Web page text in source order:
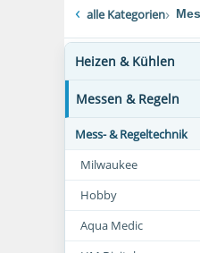
alle Kategorien
Heizen & Kühlen
Messen & Regeln
Mess- & Regeltechnik
Milwaukee
Hobby
Aqua Medic